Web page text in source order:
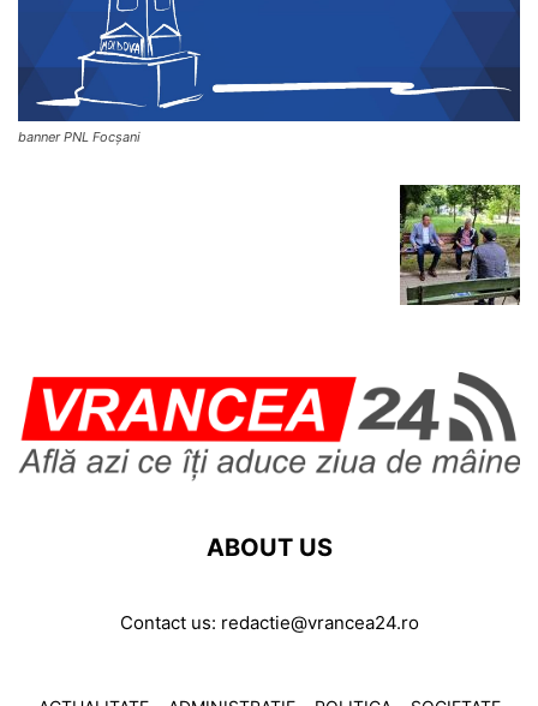
banner PNL Focșani
ABOUT US
Contact us: redactie@vrancea24.ro